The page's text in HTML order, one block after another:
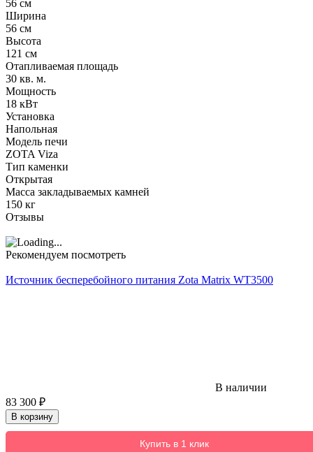
56 см
Ширина
56 см
Высота
121 см
Отапливаемая площадь
30 кв. м.
Мощность
18 кВт
Установка
Напольная
Модель печи
ZOTA Viza
Тип каменки
Открытая
Масса закладываемых камней
150 кг
Отзывы
Рекомендуем посмотреть
Источник бесперебойного питания Zota Matrix WT3500
В наличии
83 300 ₽
В корзину
Купить в 1 клик